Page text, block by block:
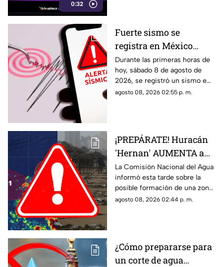
0:32
Fuerte sismo se
registra en México
HOY, sábado 8 de
agosto de 2026: ¿Dónde
fue el epicentro del
temblor de este día?
Durante las primeras horas de
hoy, sábado 8 de agosto de
2026, se registró un sismo en
México. Te decimos en donde
agosto 08, 2026 02:55 p. m.
¡PREPÁRATE! Huracán
'Hernan' AUMENTA a
70% su probabilidad de
desarrollo y esta es la
ubicación exacta del
potencial ciclón
La Comisión Nacional del Agua
informó esta tarde sobre la
posible formación de una zona
de baja presión con potencial
agosto 08, 2026 02:44 p. m.
¿Cómo prepararse para
un corte de agua